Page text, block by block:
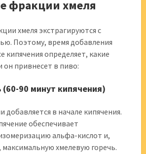
фракции хмеля
хмеля экстрагируются с
Поэтому, время добавления
кипячения определяет, какие
он привнесет в пиво:
(60-90 минут кипячения)
добавляется в начале кипячения.
обеспечивает
альфа-кислот и,
хмелевую горечь.